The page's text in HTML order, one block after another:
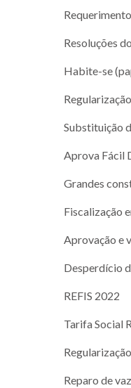
Resoluções
Habite-se
Substituição
Aprova Fácil
Grandes
Fiscalização
Aprovação e
Desperdício
REFIS 2022
Tarifa Social
Reparo de